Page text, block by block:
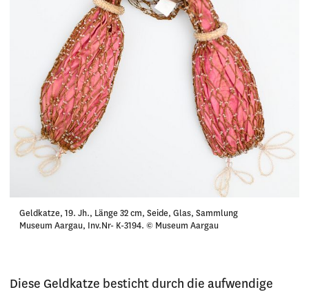
Geldkatze, 19. Jh., Länge 32 cm, Seide, Glas, Sammlung
Museum Aargau, Inv.Nr- K-3194. © Museum Aargau
Diese Geldkatze besticht durch die aufwendige